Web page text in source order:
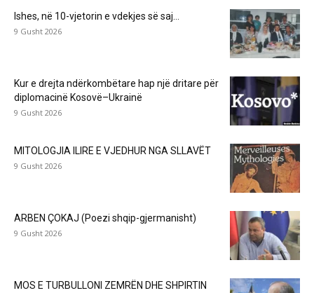
Ishes, në 10-vjetorin e vdekjes së saj…
9 Gusht 2026
Kur e drejta ndërkombëtare hap një dritare për
diplomacinë Kosovë–Ukrainë
9 Gusht 2026
MITOLOGJIA ILIRE E VJEDHUR NGA SLLAVËT
9 Gusht 2026
ARBEN ÇOKAJ (Poezi shqip-gjermanisht)
9 Gusht 2026
MOS E TURBULLONI ZEMRËN DHE SHPIRTIN